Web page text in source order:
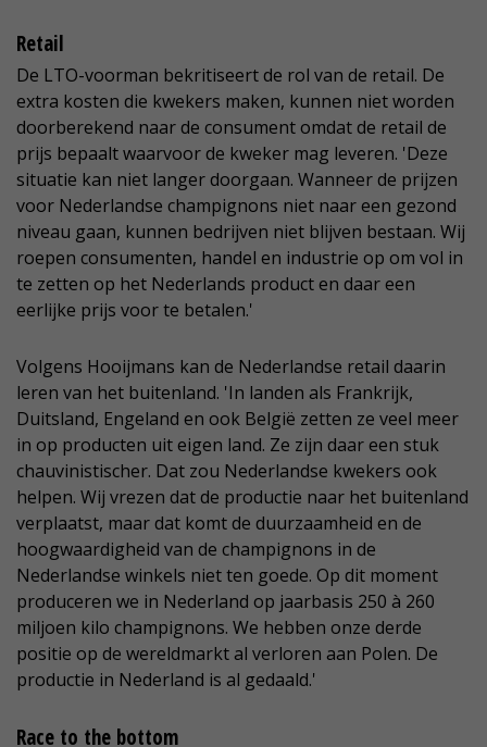
Retail
De LTO-voorman bekritiseert de rol van de retail. De
extra kosten die kwekers maken, kunnen niet worden
doorberekend naar de consument omdat de retail de
prijs bepaalt waarvoor de kweker mag leveren. 'Deze
situatie kan niet langer doorgaan. Wanneer de prijzen
voor Nederlandse champignons niet naar een gezond
niveau gaan, kunnen bedrijven niet blijven bestaan. Wij
roepen consumenten, handel en industrie op om vol in
te zetten op het Nederlands product en daar een
eerlijke prijs voor te betalen.'
Volgens Hooijmans kan de Nederlandse retail daarin
leren van het buitenland. 'In landen als Frankrijk,
Duitsland, Engeland en ook België zetten ze veel meer
in op producten uit eigen land. Ze zijn daar een stuk
chauvinistischer. Dat zou Nederlandse kwekers ook
helpen. Wij vrezen dat de productie naar het buitenland
verplaatst, maar dat komt de duurzaamheid en de
hoogwaardigheid van de champignons in de
Nederlandse winkels niet ten goede. Op dit moment
produceren we in Nederland op jaarbasis 250 à 260
miljoen kilo champignons. We hebben onze derde
positie op de wereldmarkt al verloren aan Polen. De
productie in Nederland is al gedaald.'
Race to the bottom